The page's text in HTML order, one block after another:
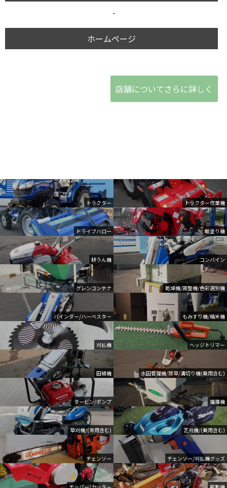
トラクター トラクター作業機
ドライブハロー 畦塗り機
耕うん機 コンバイン
グレンコンテナ 乾燥機/調整機/色彩選別機
バインダー/ハーベスター もみすり機/精米機
刈払機 ヘッジトリマー
田植機 水田管理機/除草/溝切り機(乗用含む)
タービン/ポンプ 播種機
草刈機/(常用含む) 芝刈機/(乗用含む)
チェンソー チェンソー/刈払機グッズ
-
ホームページ
店舗についてさらに詳しく